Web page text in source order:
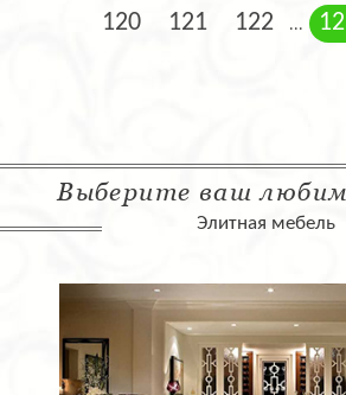
120 121 122 ...
Выберите ваш
Элитная мебель